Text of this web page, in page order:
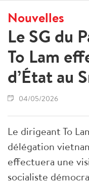
Nouvelles
Le SG du
To Lam
d’État au
04/05/2026
Le dirigeant To
délégation
effectuera une
socialiste